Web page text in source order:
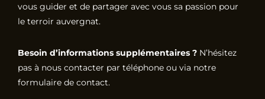
vous guider et de partager avec vous sa passion pour
le terroir auvergnat.
Besoin d’informations supplémentaires ?N’hésitez
pas à nous contacter par téléphone ou via notre
formulaire de contact.